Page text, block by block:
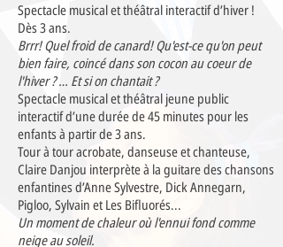
Spectacle musical et théâtral interactif d’hiver !
Dès 3 ans.
Brrr! Quel froid de canard! Qu'est-ce qu'on peut
bien faire, coincé dans son cocon au coeur de
l'hiver ? … Et si on chantait ?
Spectacle musical et théâtral jeune public
interactif d’une durée de 45 minutes pour les
enfants à partir de 3 ans.
Tour à tour acrobate, danseuse et chanteuse,
Claire Danjou interprète à la guitare des chansons
enfantines d’Anne Sylvestre, Dick Annegarn,
Pigloo, Sylvain et Les Bifluorés...
Un moment de chaleur où l'ennui fond comme
neige au soleil.